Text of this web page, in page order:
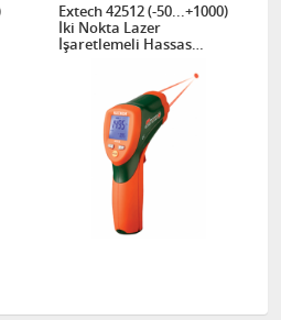
Extech 42512 (-50...+1000)
İki Nokta Lazer
İşaretlemeli Hassas